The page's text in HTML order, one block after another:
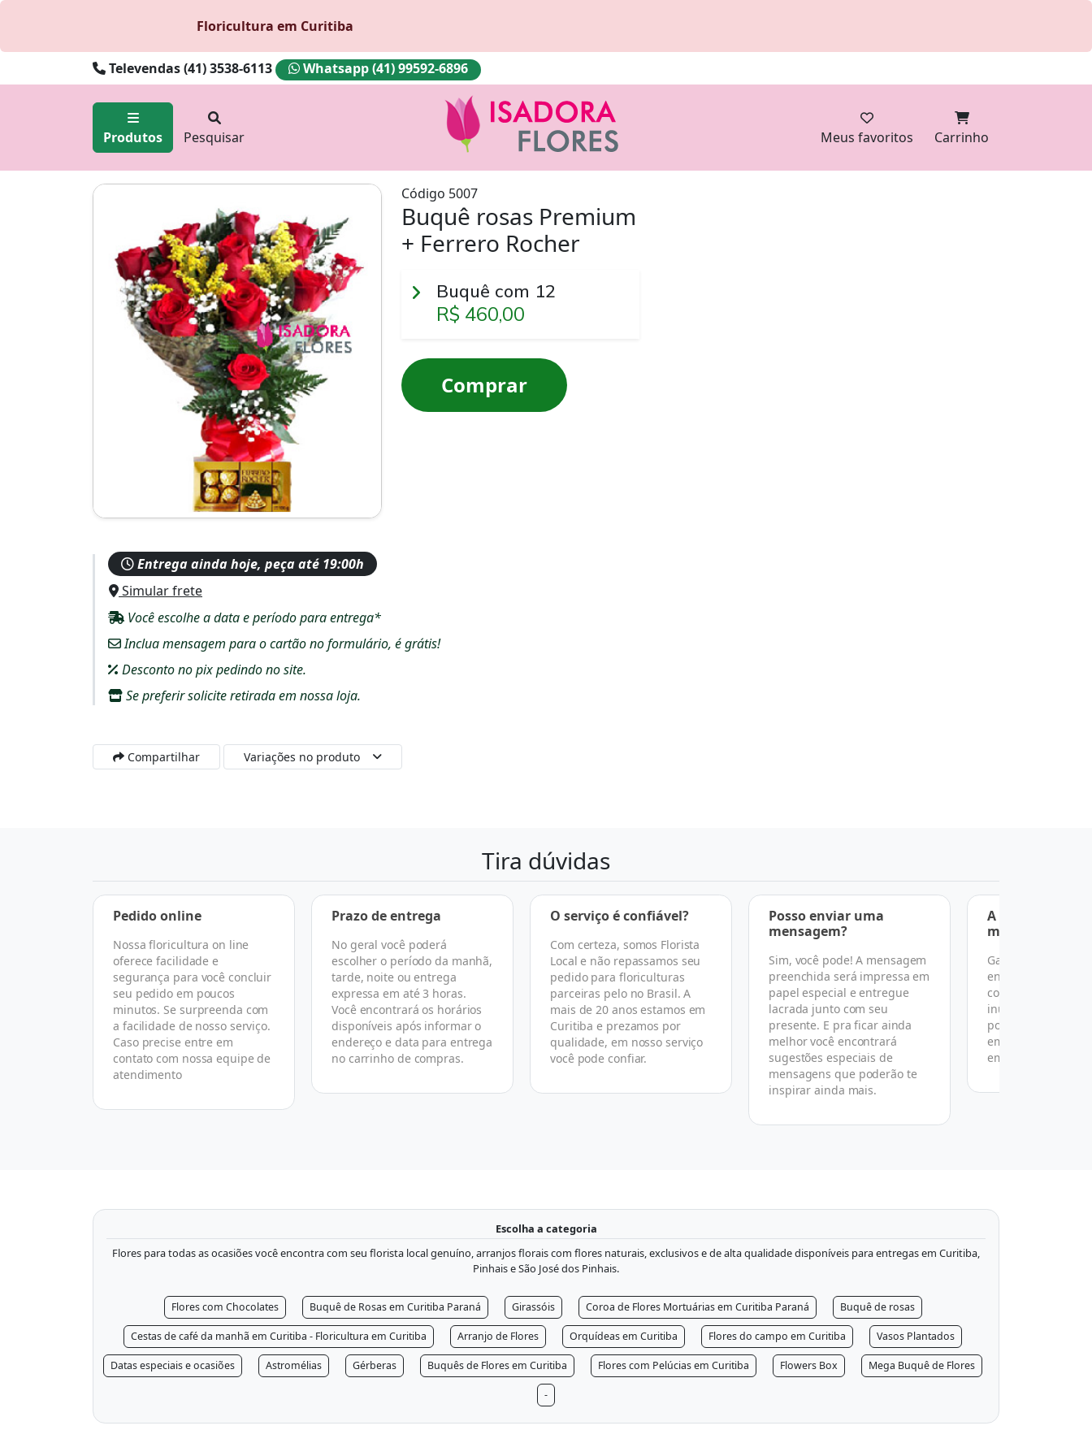
Floricultura em Curitiba
Televendas (41) 3538-6113 Whatsapp (41) 99592-6896
Produtos Pesquisar Meus favoritos Carrinho
Código 5007
Buquê rosas Premium
+ Ferrero Rocher
Buquê com 12
R$ 460,00
Comprar
Entrega ainda hoje, peça até 19:00h
Simular frete
Você escolhe a data e período para entrega*
Inclua mensagem para o cartão no formulário, é grátis!
Desconto no pix pedindo no site.
Se preferir solicite retirada em nossa loja.
Compartilhar Variações no produto
Tira dúvidas
Pedido online
Nossa floricultura on line
oferece facilidade e
segurança para você concluir
seu pedido em poucos
minutos. Se surpreenda com
a facilidade de nosso serviço.
Caso precise entre em
contato com nossa equipe de
atendimento
Prazo de entrega
No geral você poderá
escolher o período da manhã,
tarde, noite ou entrega
expressa em até 3 horas.
Você encontrará os horários
disponíveis após informar o
endereço e data para entrega
no carrinho de compras.
O serviço é confiável?
Com certeza, somos Florista
Local e não repassamos seu
pedido para floriculturas
parceiras pelo no Brasil. A
mais de 20 anos estamos em
Curitiba e prezamos por
qualidade, em nosso serviço
você pode confiar.
Posso enviar uma
mensagem?
Sim, você pode! A mensagem
preenchida será impressa em
papel especial e entregue
lacrada junto com seu
presente. E pra ficar ainda
melhor você encontrará
sugestões especiais de
mensagens que poderão te
inspirar ainda mais.
A entrega é
mãos?
Garantimos a
endereço, data e
combinado, mas
inúmeras razões
podemos garantir
em mãos
em nosso termo
Escolha a categoria
Flores para todas as ocasiões você encontra com seu florista local genuíno, arranjos florais com flores naturais, exclusivos e de alta qualidade disponíveis para entregas em Curitiba,
Pinhais e São José dos Pinhais.
Flores com Chocolates Buquê de Rosas em Curitiba Paraná Girassóis Coroa de Flores Mortuárias em Curitiba Paraná Buquê de rosas
Cestas de café da manhã em Curitiba - Floricultura em Curitiba Arranjo de Flores Orquídeas em Curitiba Flores do campo em Curitiba Vasos Plantados
Datas especiais e ocasiões Astromélias Gérberas Buquês de Flores em Curitiba Flores com Pelúcias em Curitiba Flowers Box Mega Buquê de Flores
-